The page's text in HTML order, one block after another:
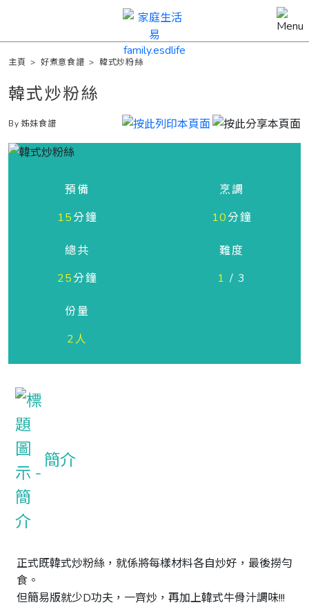
主頁 >好煮意食譜 >韓式炒粉絲
韓式炒粉絲
By 姊妹食譜
預備
15分鐘
烹調
10分鐘
總共
25分鐘
難度
1 / 3
份量
2人
簡介
正式既韓式炒粉絲，就係將每樣材料各自炒好，最後撈勻
食。
但簡易版就少D功夫，一齊炒，再加上韓式牛骨汁調味!!!